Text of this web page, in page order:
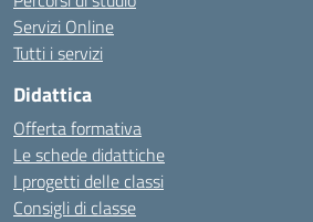
Servizi Online
Tutti i servizi
Didattica
Offerta formativa
Le schede didattiche
I progetti delle classi
Consigli di classe